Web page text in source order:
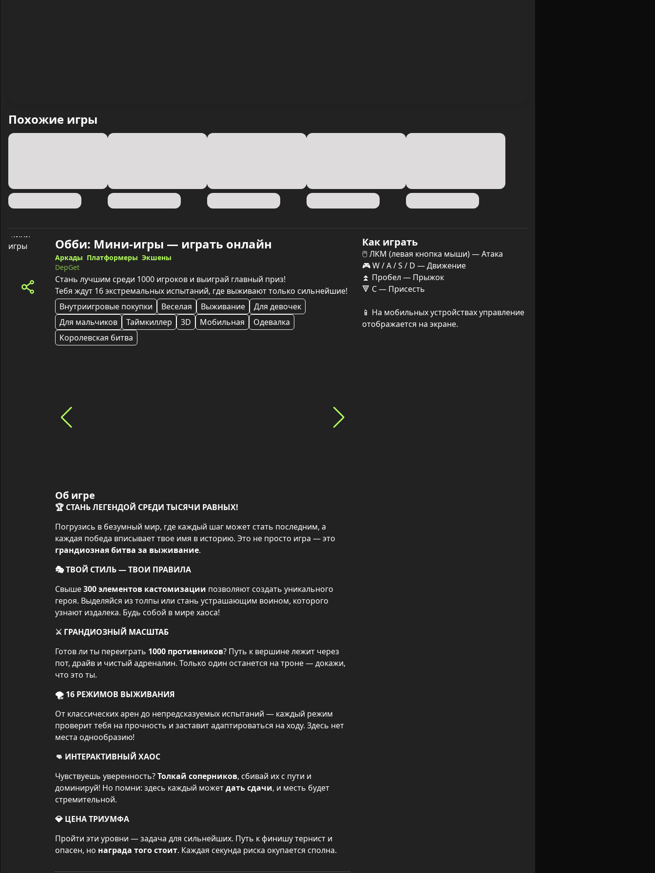
Похожие игры
Обби: Мини-игры — играть онлайн
Аркады Платформеры Экшены
DepGet
Стань лучшим среди 1000 игроков и выиграй главный приз!
Тебя ждут 16 экстремальных испытаний, где выживают только сильнейшие!
Внутриигровые покупки
Веселая Выживание
Для девочек
Для мальчиков
Таймкиллер 3D Мобильная
Одевалка
Королевская битва
Как играть
🖱 ЛКМ (левая кнопка мыши) — Атака
🎮 W / A / S / D — Движение
⏫ Пробел — Прыжок
🔻 C — Присесть
📱 На мобильных устройствах управление
отображается на экране.
Об игре
🏆 СТАНЬ ЛЕГЕНДОЙ СРЕДИ ТЫСЯЧИ РАВНЫХ!
Погрузись в безумный мир, где каждый шаг может стать последним, а
грандиозная битва за выживание.
🎭 ТВОЙ СТИЛЬ — ТВОИ ПРАВИЛА
Свыше 300 элементов кастомизации позволяют создать уникального
героя. Выделяйся из толпы или стань устрашающим воином, которого
узнают издалека. Будь собой в мире хаоса!
⚔️ ГРАНДИОЗНЫЙ МАСШТАБ
Готов ли ты переиграть 1000 противников? Путь к вершине лежит через
пот, драйв и чистый адреналин. Только один останется на троне — докажи,
что это ты.
🌪 16 РЕЖИМОВ ВЫЖИВАНИЯ
От классических арен до непредсказуемых испытаний — каждый режим
проверит тебя на прочность и заставит адаптироваться на ходу. Здесь нет
места однообразию!
👊 ИНТЕРАКТИВНЫЙ ХАОС
Чувствуешь уверенность? Толкай соперников, сбивай их с пути и
доминируй! Но помни: здесь каждый может дать сдачи, и месть будет
стремительной.
💎 ЦЕНА ТРИУМФА
Пройти эти уровни — задача для сильнейших. Путь к финишу тернист и
опасен, но награда того стоит. Каждая секунда риска окупается сполна.